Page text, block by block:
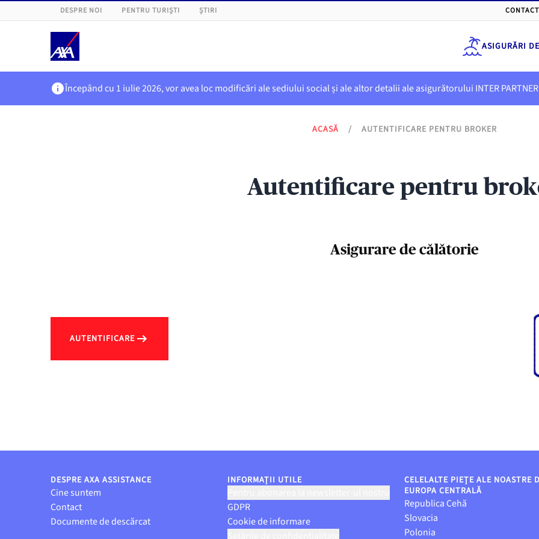
DESPRE NOI PENTRU TURIȘTI ȘTIRI CONTACT
ASIGURĂRI
Începând cu 1 iulie 2026, vor avea loc modificări ale sediului social și ale altor detalii ale asigurătorului INTER
ACASĂ / AUTENTIFICARE PENTRU BROKER
Autentificare pentru
Asigurare de călătorie
AUTENTIFICARE
DESPRE AXA ASSISTANCE
Cine suntem
Contact
Documente de descărcat
INFORMAȚII UTILE
GDPR
Cookie de informare
CELELALTE PIEȚE ALE NOASTRE
EUROPA CENTRALĂ
Republica Cehă
Slovacia
Polonia